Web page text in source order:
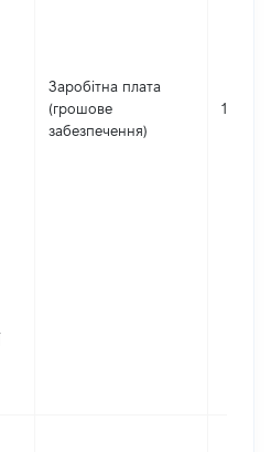
Заробітна плата
(грошове
забезпечення)
189377